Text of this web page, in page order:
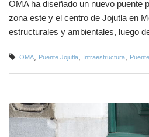
OMA ha diseñado un nuevo puente
zona este y el centro de Jojutla en
estructurales y ambientales, luego
OMA Puente Jojutla Infraestructura Puente